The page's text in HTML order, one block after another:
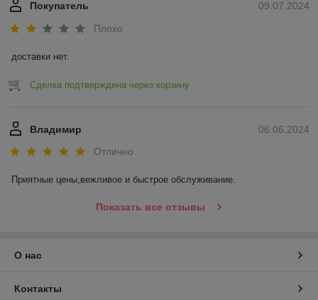
09.07.2024
Покупатель
Плохо
доставки нет.
Сделка подтверждена через корзину
06.06.2024
Владимир
Отлично
Приятные цены,вежливое и быстрое обслуживание.
Показать все отзывы
О нас
Контакты